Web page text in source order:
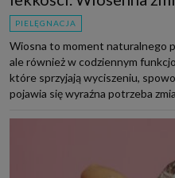
PIELĘGNACJA
Wiosna to moment naturalnego
ale również w codziennym
które sprzyjają wyciszeniu,
pojawia się wyraźna potrzeba